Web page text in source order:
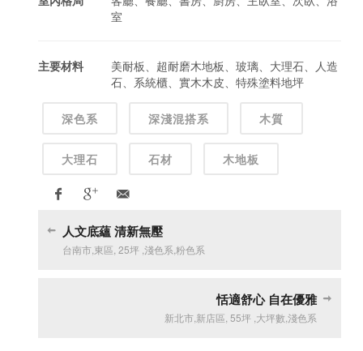
室
主要材料
美耐板、超耐磨木地板、玻璃、大理石、人造
石、系統櫃、實木木皮、特殊塗料地坪
深色系 深淺混搭系 木質
大理石 石材 木地板
人文底蘊 清新無壓
台南市 東區 ,25坪 ,淺色系 粉色系
恬適舒心 自在優雅
新北市, 新店區 55坪, 大坪數 淺色系